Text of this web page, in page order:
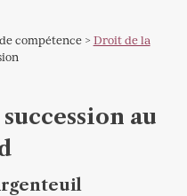
compétence> Droit de la
au